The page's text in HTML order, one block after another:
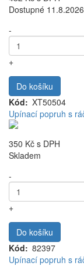
Dostupné 11.8.2026
-
+
Do košíku
Kód
XT50504
Upínací popruh s
350 Kč s DPH
Skladem
-
+
Do košíku
Kód
82397
Upínací popruh s